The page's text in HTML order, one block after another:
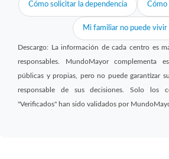
Cómo solicitar la dependencia Cómo
Mi familiar no puede vivir
Descargo: La información de cada centro es
responsables. MundoMayor complementa
públicas y propias, pero no puede garantizar
responsable de sus decisiones. Solo los
"Verificados" han sido validados por